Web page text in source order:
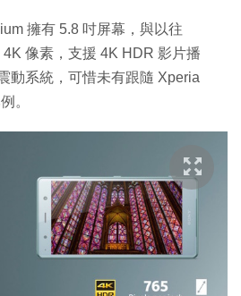
擁有 5.8 吋屏幕，與以往
像素，支援 4K HDR 影片播
動系統，可惜未有跟隨 Xperia
。